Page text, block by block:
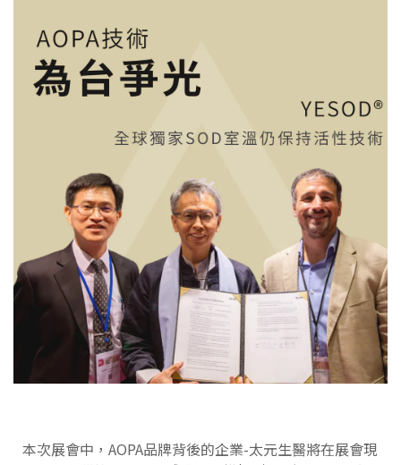
本次展會中，AOPA品牌背後的企業-太元生醫將在展會現